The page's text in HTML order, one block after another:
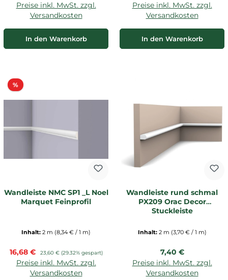
Preise inkl. MwSt. zzgl.
Versandkosten
In den Warenkorb
Preise inkl. MwSt. zzgl.
Versandkosten
In den Warenkorb
%Rabatt
Wandleiste NMC SP1 _L Noel
Marquet Feinprofil
Inhalt: 2 m (8,34 € / 1 m)
Verkaufspreis:
16,68 € Regulärer Preis:
23,60 € (29.32% gespart)
Preise inkl. MwSt. zzgl.
Versandkosten
Wandleiste rund schmal
PX209 Orac Decor
Stuckleiste
Inhalt: 2 m (3,70 € / 1 m)
Regulärer Preis:
7,40 €
Preise inkl. MwSt. zzgl.
Versandkosten